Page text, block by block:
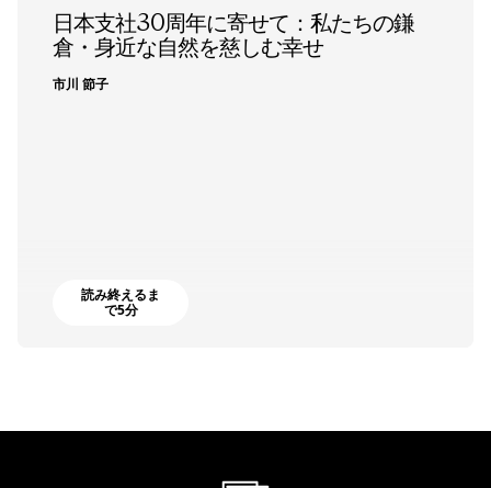
日本支社30周年に寄せて：私たちの鎌
倉・身近な自然を慈しむ幸せ
市川 節子
読み終えるま
で5分